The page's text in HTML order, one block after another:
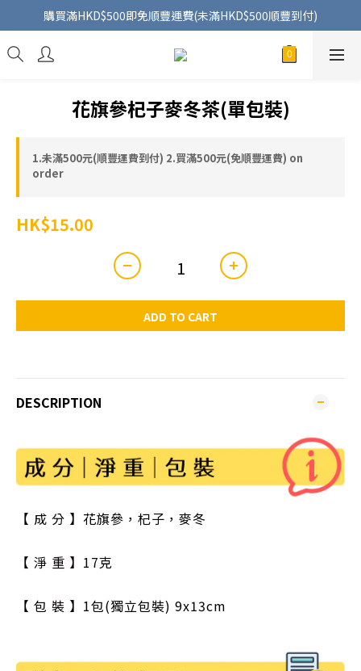
購買滿HKD$500即免順豐運費(未滿HKD$500順豐到付)
花旗參杞子麥冬茶(單包裝)
1.未滿500元(順豐運費到付) 2.買滿500元(免順豐運費) on
order
HK$15.00
ADD TO CART
DESCRIPTION
【 成 分 】花旗參，杞子，麥冬
【 淨 重 】17克
【 包 裝 】1包(獨立包裝) 9x13cm